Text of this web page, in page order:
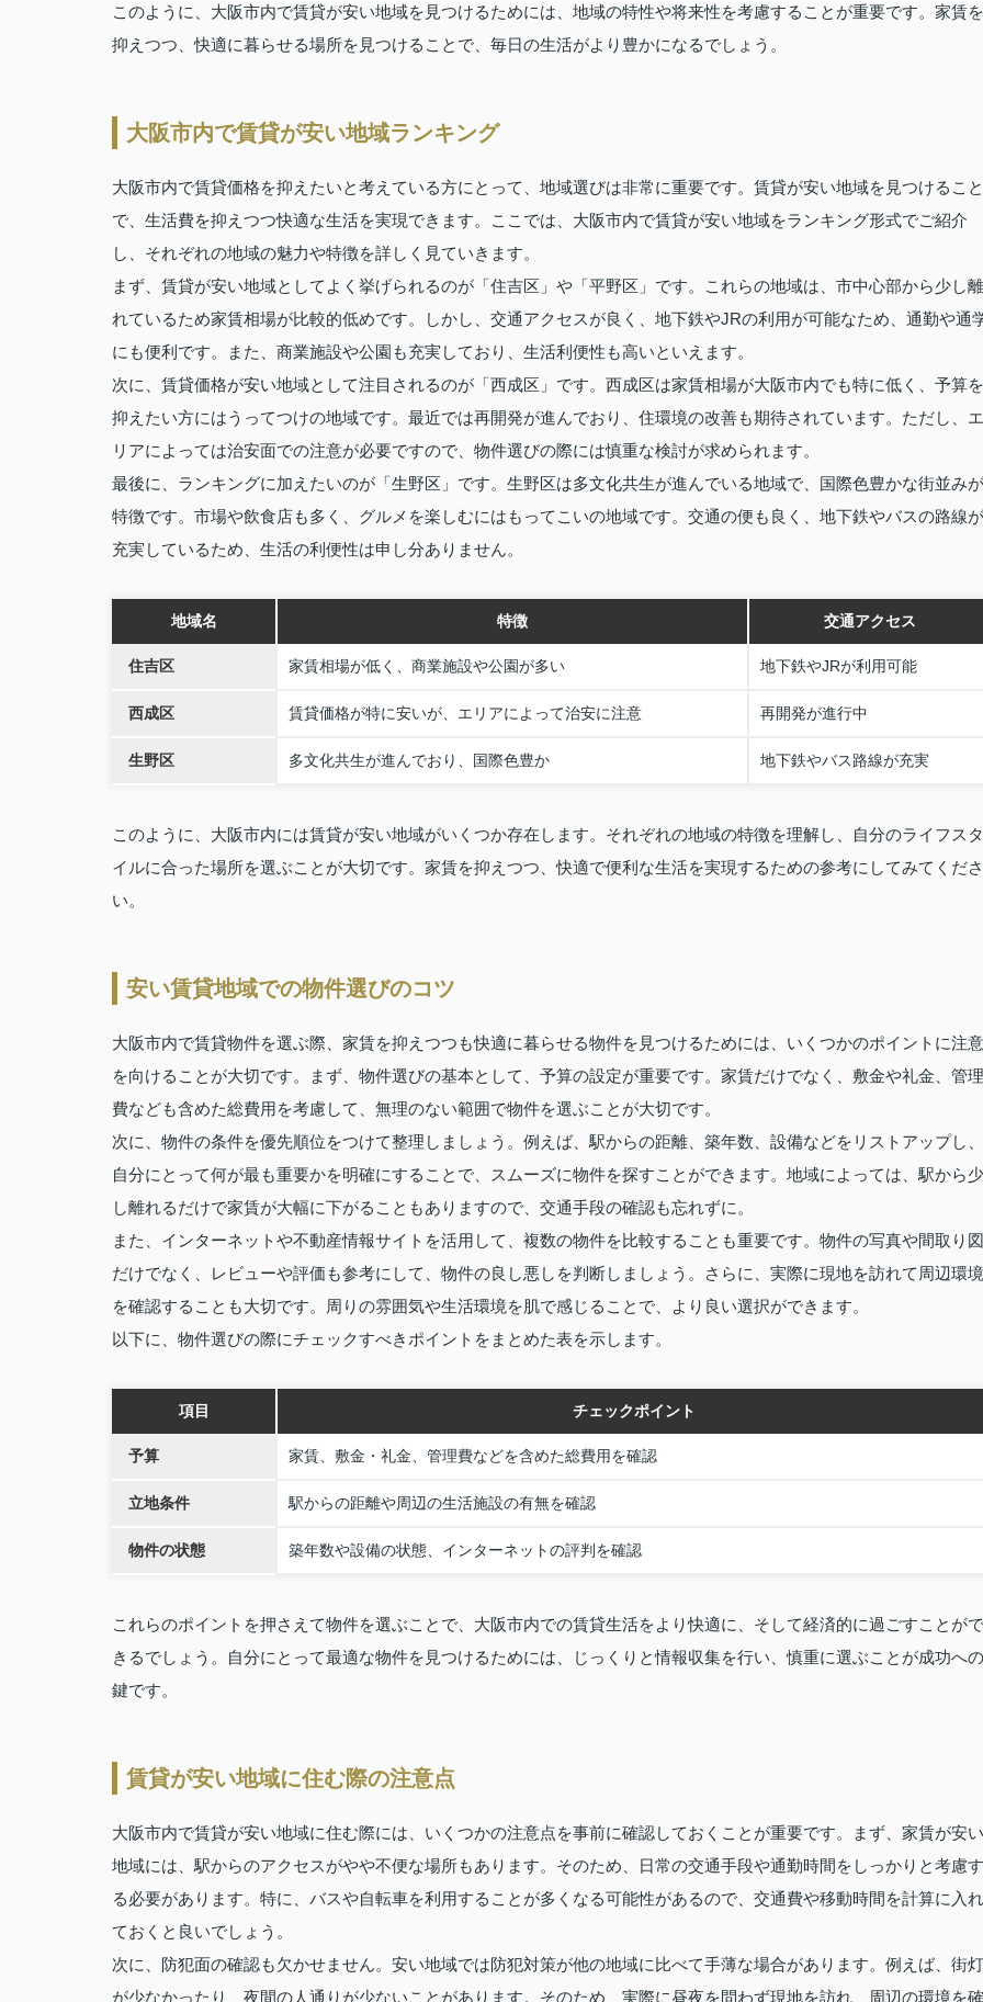
このように、大阪市内で賃貸が安い地域を見つけるためには、地域の特性や将来性を考慮することが重要です。家賃を
抑えつつ、快適に暮らせる場所を見つけることで、毎日の生活がより豊かになるでしょう。
大阪市内で賃貸が安い地域ランキング
大阪市内で賃貸価格を抑えたいと考えている方にとって、地域選びは非常に重要です。賃貸が安い地域を見つけること
で、生活費を抑えつつ快適な生活を実現できます。ここでは、大阪市内で賃貸が安い地域をランキング形式でご紹介
し、それぞれの地域の魅力や特徴を詳しく見ていきます。
まず、賃貸が安い地域としてよく挙げられるのが「住吉区」や「平野区」です。これらの地域は、市中心部から少し離
れているため家賃相場が比較的低めです。しかし、交通アクセスが良く、地下鉄やJRの利用が可能なため、通勤や通
にも便利です。また、商業施設や公園も充実しており、生活利便性も高いといえます。
次に、賃貸価格が安い地域として注目されるのが「西成区」です。西成区は家賃相場が大阪市内でも特に低く、予算を
抑えたい方にはうってつけの地域です。最近では再開発が進んでおり、住環境の改善も期待されています。ただし、エ
リアによっては治安面での注意が必要ですので、物件選びの際には慎重な検討が求められます。
最後に、ランキングに加えたいのが「生野区」です。生野区は多文化共生が進んでいる地域で、国際色豊かな街並みが
特徴です。市場や飲食店も多く、グルメを楽しむにはもってこいの地域です。交通の便も良く、地下鉄やバスの路線が
充実しているため、生活の利便性は申し分ありません。
地域名 特徴 交通アクセス
住吉区 家賃相場が低く、商業施設や公園が多い 地下鉄やJRが利用可能
西成区 賃貸価格が特に安いが、エリアによって治安に注意 再開発が進行中
生野区 多文化共生が進んでおり、国際色豊か 地下鉄やバス路線が充実
このように、大阪市内には賃貸が安い地域がいくつか存在します。それぞれの地域の特徴を理解し、自分のライフスタ
イルに合った場所を選ぶことが大切です。家賃を抑えつつ、快適で便利な生活を実現するための参考にしてみてくださ
い。
安い賃貸地域での物件選びのコツ
大阪市内で賃貸物件を選ぶ際、家賃を抑えつつも快適に暮らせる物件を見つけるためには、いくつかのポイントに注意
を向けることが大切です。まず、物件選びの基本として、予算の設定が重要です。家賃だけでなく、敷金や礼金、管理
費なども含めた総費用を考慮して、無理のない範囲で物件を選ぶことが大切です。
次に、物件の条件を優先順位をつけて整理しましょう。例えば、駅からの距離、築年数、設備などをリストアップし、
自分にとって何が最も重要かを明確にすることで、スムーズに物件を探すことができます。地域によっては、駅から少
し離れるだけで家賃が大幅に下がることもありますので、交通手段の確認も忘れずに。
また、インターネットや不動産情報サイトを活用して、複数の物件を比較することも重要です。物件の写真や間取り図
だけでなく、レビューや評価も参考にして、物件の良し悪しを判断しましょう。さらに、実際に現地を訪れて周辺環境
を確認することも大切です。周りの雰囲気や生活環境を肌で感じることで、より良い選択ができます。
以下に、物件選びの際にチェックすべきポイントをまとめた表を示します。
項目 チェックポイント
予算 家賃、敷金・礼金、管理費などを含めた総費用を確認
立地条件 駅からの距離や周辺の生活施設の有無を確認
物件の状態 築年数や設備の状態、インターネットの評判を確認
これらのポイントを押さえて物件を選ぶことで、大阪市内での賃貸生活をより快適に、そして経済的に過ごすことがで
きるでしょう。自分にとって最適な物件を見つけるためには、じっくりと情報収集を行い、慎重に選ぶことが成功への
鍵です。
賃貸が安い地域に住む際の注意点
大阪市内で賃貸が安い地域に住む際には、いくつかの注意点を事前に確認しておくことが重要です。まず、家賃が安い
地域には、駅からのアクセスがやや不便な場所もあります。そのため、日常の交通手段や通勤時間をしっかりと考慮す
る必要があります。特に、バスや自転車を利用することが多くなる可能性があるので、交通費や移動時間を計算に入れ
ておくと良いでしょう。
次に、防犯面の確認も欠かせません。安い地域では防犯対策が他の地域に比べて手薄な場合があります。例えば、街灯
が少なかったり、夜間の人通りが少ないことがあります。そのため、実際に昼夜を問わず現地を訪れ、周辺の環境を確